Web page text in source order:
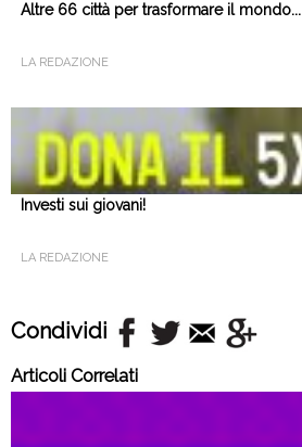
Altre 66 città per trasformare il mondo...
LA REDAZIONE
Investi sui giovani!
LA REDAZIONE
Condividi
Articoli Correlati